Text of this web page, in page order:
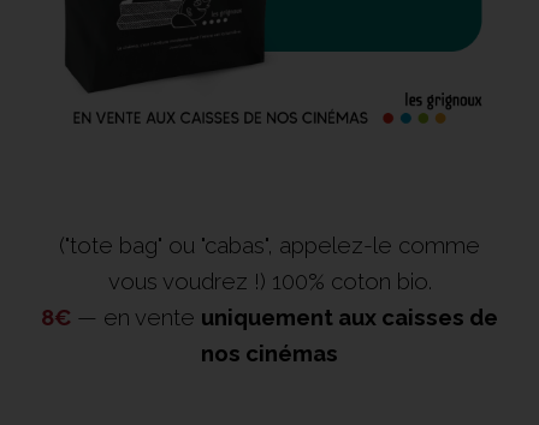
("tote bag" ou "cabas", appelez-le comme
vous voudrez !) 100% coton bio.
8€ — en vente uniquement aux caisses de
nos cinémas